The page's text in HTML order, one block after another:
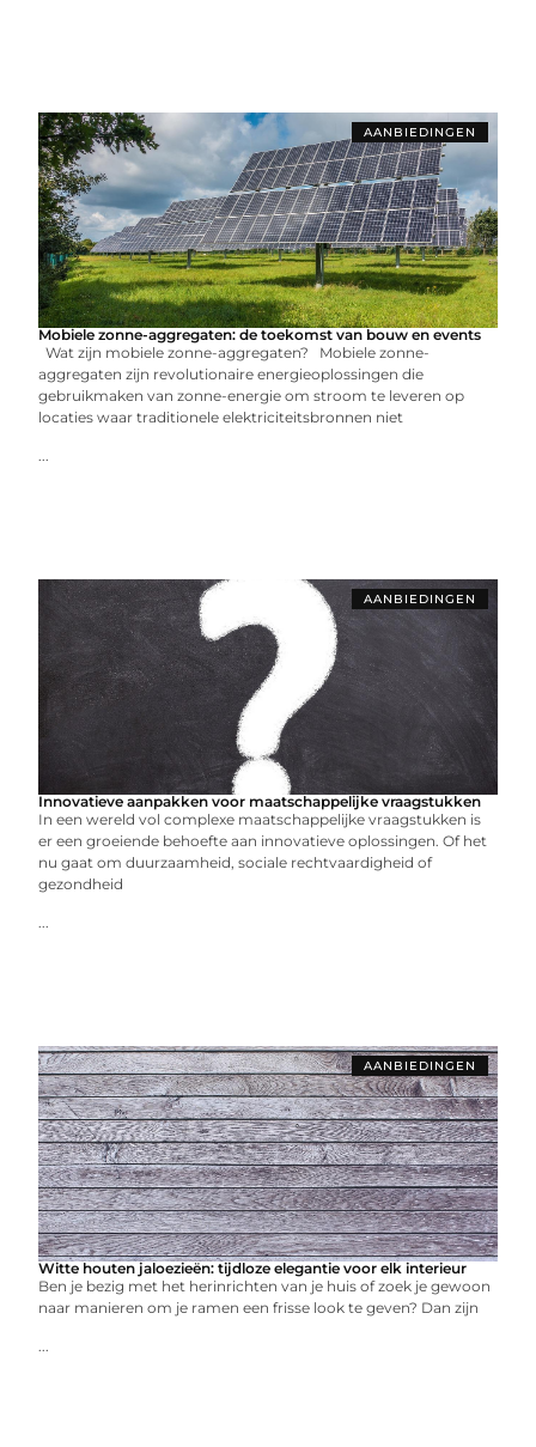
AANBIEDINGEN
Mobiele zonne-aggregaten: de toekomst van bouw en events
Wat zijn mobiele zonne-aggregaten? Mobiele zonne-
aggregaten zijn revolutionaire energieoplossingen die
gebruikmaken van zonne-energie om stroom te leveren op
locaties waar traditionele elektriciteitsbronnen niet
...
AANBIEDINGEN
Innovatieve aanpakken voor maatschappelijke vraagstukken
In een wereld vol complexe maatschappelijke vraagstukken is
er een groeiende behoefte aan innovatieve oplossingen. Of het
nu gaat om duurzaamheid, sociale rechtvaardigheid of
gezondheid
...
AANBIEDINGEN
Witte houten jaloezieën: tijdloze elegantie voor elk interieur
Ben je bezig met het herinrichten van je huis of zoek je gewoon
naar manieren om je ramen een frisse look te geven? Dan zijn
...